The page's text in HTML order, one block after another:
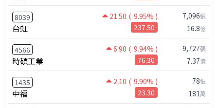
8039 21.50 ( 9.95% )
台虹 237.50
7,096張
16.8億
4566 6.90 ( 9.94% )
時碩工業 76.30
9,727張
7.37億
1435 2.10 ( 9.90% )
中福 23.30
78張
181萬